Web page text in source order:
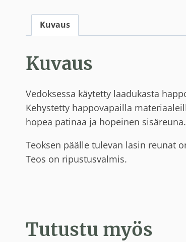
Kuvaus
Kuvaus
Vedoksessa käytetty laadukasta
Kehystetty happovapailla
hopea patinaa ja hopeinen sisäreuna.
Teoksen päälle tulevan lasin reunat
Teos on ripustusvalmis.
Tutustu myös